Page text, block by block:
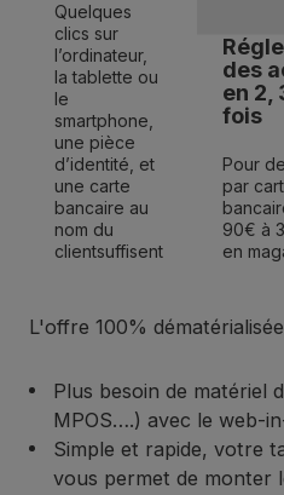
Quelques
clics sur
l’ordinateur,
la tablette ou
le
smartphone,
une pièce
d’identité, et
une carte
bancaire au
nom du
clientsuffisent
des
en 2,
fois
Pour
par
90€ à
en
L'offre 100%
Plus besoin de matériel
MPOS….) avec le web-
Simple et rapide, votre
vous permet de monter